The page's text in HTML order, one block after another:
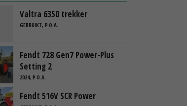
Valtra 6350 trekker
GEBRUIKT, P.O.A.
Fendt 728 Gen7 Power-Plus
Setting 2
2024, P.O.A.
Fendt 516V SCR Power